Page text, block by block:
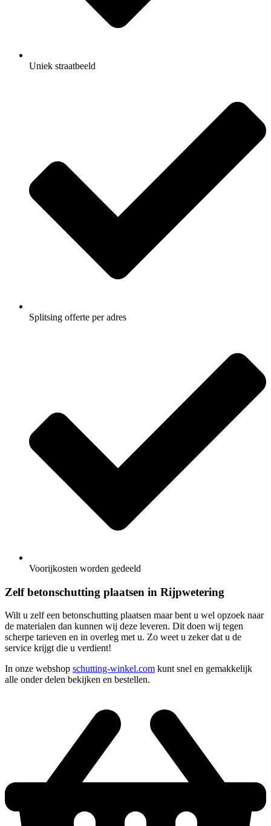
Uniek straatbeeld
Splitsing offerte per adres
Voorijkosten worden gedeeld
Zelf betonschutting plaatsen in Rijpwetering
Wilt u zelf een betonschutting plaatsen maar bent u wel opzoek naar
de materialen dan kunnen wij deze leveren. Dit doen wij tegen
scherpe tarieven en in overleg met u. Zo weet u zeker dat u de
service krijgt die u verdient!
In onze webshop schutting-winkel.com kunt snel en gemakkelijk
alle onder delen bekijken en bestellen.